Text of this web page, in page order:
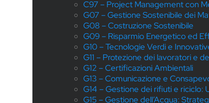
C97 – Project Management con
G07 – Gestione Sostenibile dei
G08 – Costruzione Sostenibile
G09 – Risparmio Energetico ed
G10 – Tecnologie Verdi e
G11 – Protezione dei lavoratori e
G12 – Certificazioni Ambientali
G13 – Comunicazione e
G14 – Gestione dei rifiuti e riciclo:
G15 – Gestione dell’Acqua: